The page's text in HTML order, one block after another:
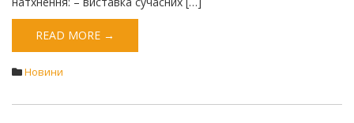
READ MORE →
Новини